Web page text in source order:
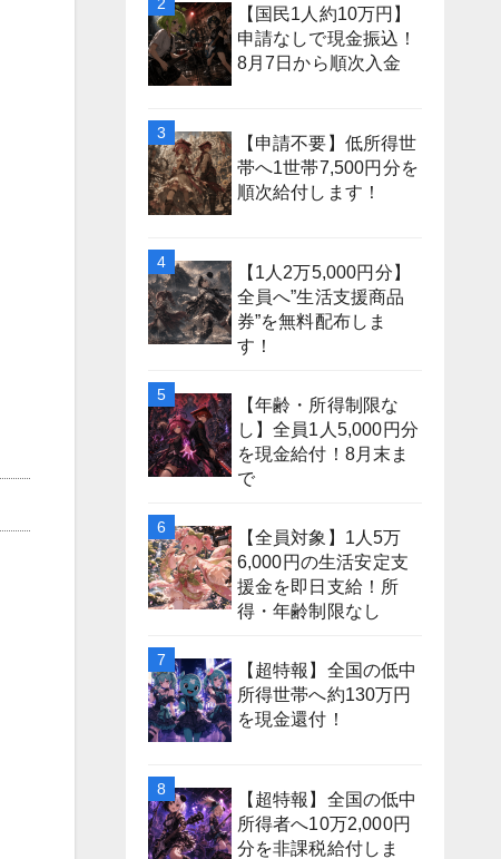
【国民1人約10万円】
申請なしで現金振込！
8月7日から順次入金
【申請不要】低所得世
帯へ1世帯7,500円分を
順次給付します！
【1人2万5,000円分】
全員へ”生活支援商品
券”を無料配布しま
す！
【年齢・所得制限な
し】全員1人5,000円分
を現金給付！8月末ま
で
【全員対象】1人5万
6,000円の生活安定支
援金を即日支給！所
得・年齢制限なし
【超特報】全国の低中
所得世帯へ約130万円
を現金還付！
【超特報】全国の低中
所得者へ10万2,000円
分を非課税給付しま